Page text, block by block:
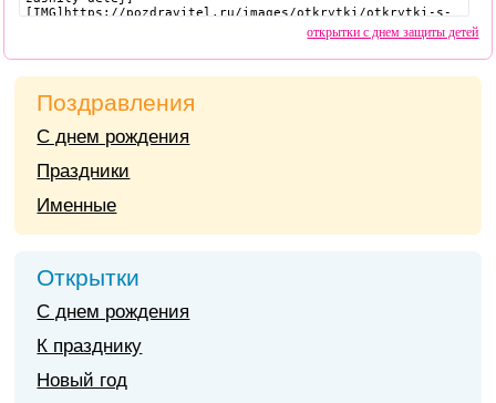
открытки с днем защиты детей
Поздравления
С днем рождения
Праздники
Именные
Открытки
С днем рождения
К празднику
Новый год